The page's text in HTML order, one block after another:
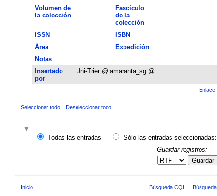
Volumen de
la colección
Fascículo
de la
colección
ISSN
ISBN
Área
Expedición
Notas
Insertado
por
Uni-Trier @ amaranta_sg @
Enlace
Seleccionar todo Deseleccionar todo
Todas las entradas
Sólo las entradas seleccionadas:
Guardar registros:
Guardar
Inicio Búsqueda CQL